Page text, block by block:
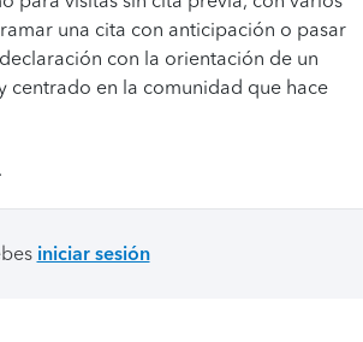
una cita con anticipación o pasar
con la orientación de un
en la comunidad que hace
iniciar sesión